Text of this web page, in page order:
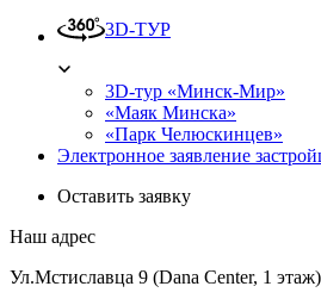
3D-ТУР
3D-тур «Минск-Мир»
«Маяк Минска»
«Парк Челюскинцев»
Электронное заявление
Оставить заявку
Наш адрес
Ул.Мстиславца 9 (Dana Center, 1